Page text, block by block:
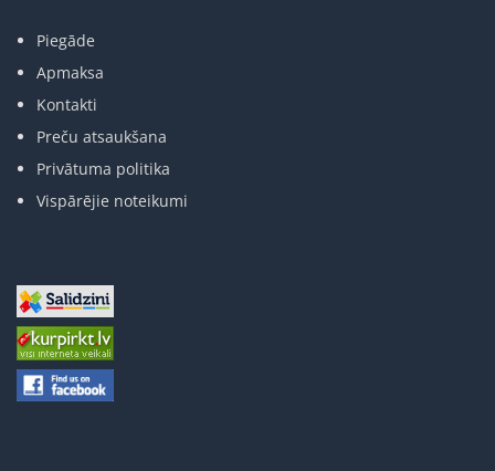
Piegāde
Apmaksa
Kontakti
Preču atsaukšana
Privātuma politika
Vispārējie noteikumi